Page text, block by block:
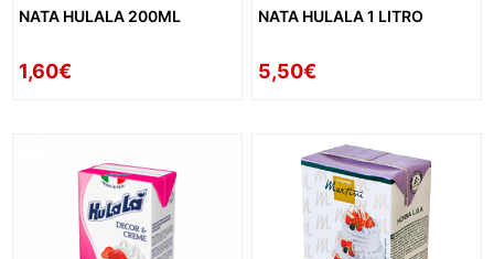
NATA HULALA 200ML
1,60€
NATA HULALA 1 LITRO
5,50€